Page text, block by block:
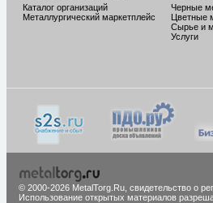
Каталог организаций
Металлургический маркетплейс
Черные
Цветные
Сырье и
Услуги
© 2000-2026 MetalTorg.Ru, cвидетельство о
Использование открытых материалов